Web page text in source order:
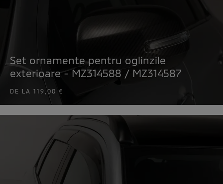
Set ornamente pentru oglinzile
exterioare - MZ314588 / MZ314587
DE LA 119,00 €